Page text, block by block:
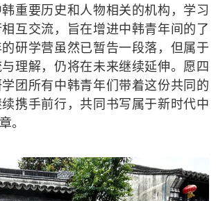
重要历史和人物相关的机构，学习
互交流，旨在增进中韩青年间的了
研学营虽然已暂告一段落，但属于
理解，仍将在未来继续延伸。愿四
团所有中韩青年们带着这份共同的
携手前行，共同书写属于新时代中
。